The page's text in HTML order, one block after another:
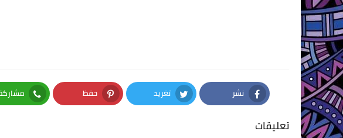
نشر
Facebook
تغريد
Twitter
حفظ
Pinterest
تعليقات